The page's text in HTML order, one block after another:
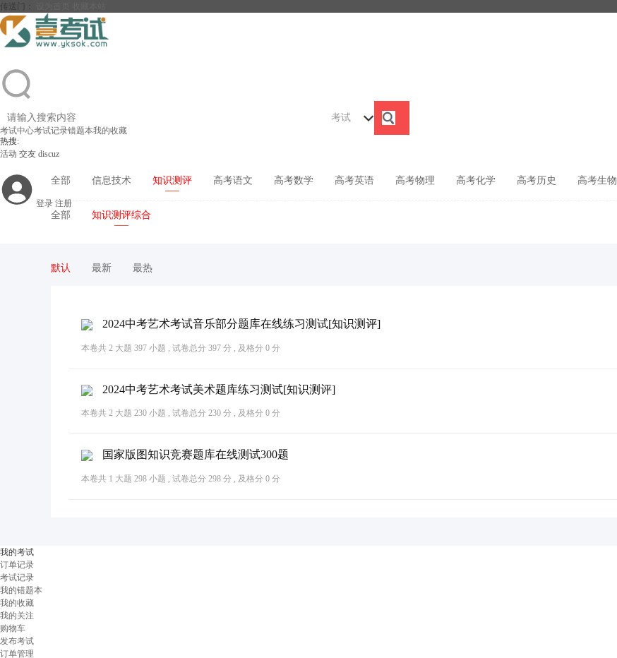
传送门：
考试
热搜:
活动 交友 discuz
登录 注册
考试中心考试记录错题本我的收藏
全部 信息技术 知识测评 高考语文 高考数学 高考英语 高考物理 高考化学 高考历史 高考生物
全部 知识测评综合
默认 最新 最热
2024中考艺术考试音乐部分题库在线练习测试[知识测评]
本卷共 2 大题 397 小题 , 试卷总分 397 分 , 及格分 0 分
2024中考艺术考试美术题库练习测试[知识测评]
本卷共 2 大题 230 小题 , 试卷总分 230 分 , 及格分 0 分
国家版图知识竞赛题库在线测试300题
本卷共 1 大题 298 小题 , 试卷总分 298 分 , 及格分 0 分
我的考试
订单记录
考试记录
我的错题本
我的收藏
我的关注
购物车
发布考试
订单管理